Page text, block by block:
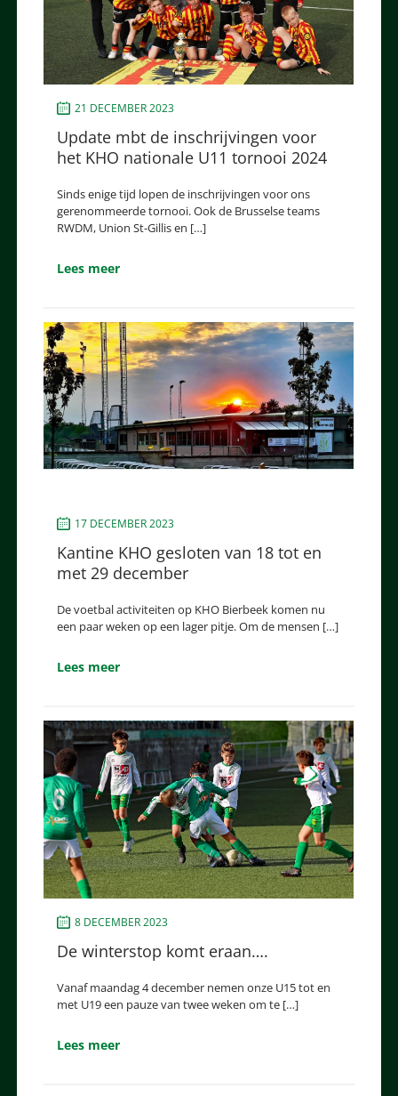
21 DECEMBER 2023
Update mbt de inschrijvingen voor
het KHO nationale U11 tornooi 2024
Sinds enige tijd lopen de inschrijvingen voor ons
gerenommeerde tornooi. Ook de Brusselse teams
RWDM, Union St-Gillis en […]
Lees meer
17 DECEMBER 2023
Kantine KHO gesloten van 18 tot en
met 29 december
De voetbal activiteiten op KHO Bierbeek komen nu
een paar weken op een lager pitje. Om de mensen […]
Lees meer
8 DECEMBER 2023
De winterstop komt eraan….
Vanaf maandag 4 december nemen onze U15 tot en
met U19 een pauze van twee weken om te […]
Lees meer